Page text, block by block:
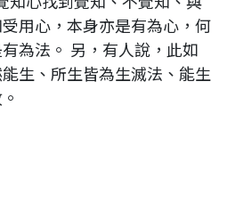
用心，本身亦是有為心，何
為法。 另，有人說，此如
生、所生皆為生滅法、能生